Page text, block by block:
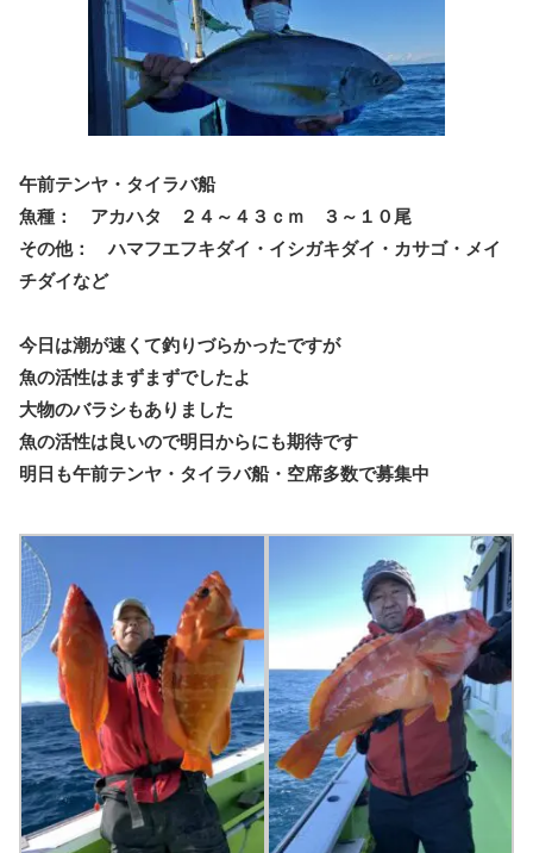
午前テンヤ・タイラバ船
魚種： アカハタ ２４～４３ｃｍ ３～１０尾
その他： ハマフエフキダイ・イシガキダイ・カサゴ・メイ
チダイなど
今日は潮が速くて釣りづらかったですが
魚の活性はまずまずでしたよ
大物のバラシもありました
魚の活性は良いので明日からにも期待です
明日も午前テンヤ・タイラバ船・空席多数で募集中